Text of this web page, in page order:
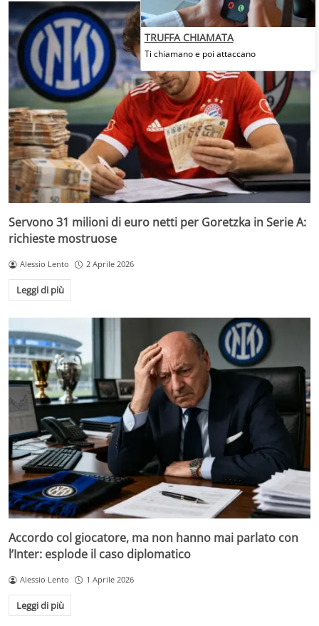
Servono 31 milioni di euro netti per Goretzka in Serie A:
richieste mostruose
Alessio Lento 2 Aprile 2026
Leggi di più
Accordo col giocatore, ma non hanno mai parlato con
l’Inter: esplode il caso diplomatico
Alessio Lento 1 Aprile 2026
Leggi di più
TRUFFA CHIAMATA
Ti chiamano e poi attaccano